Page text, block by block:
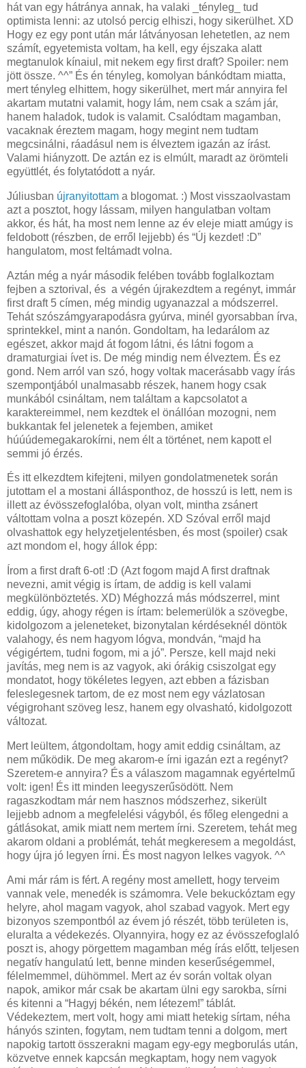
hát van egy hátránya annak, ha valaki _tényleg_ tud
optimista lenni: az utolsó percig elhiszi, hogy sikerülhet. XD
Hogy ez egy pont után már látványosan lehetetlen, az nem
számít, egyetemista voltam, ha kell, egy éjszaka alatt
megtanulok kínaiul, mit nekem egy first draft? Spoiler: nem
jött össze. ^^” És én tényleg, komolyan bánkódtam miatta,
mert tényleg elhittem, hogy sikerülhet, mert már annyira fel
akartam mutatni valamit, hogy lám, nem csak a szám jár,
hanem haladok, tudok is valamit. Csalódtam magamban,
vacaknak éreztem magam, hogy megint nem tudtam
megcsinálni, ráadásul nem is élveztem igazán az írást.
Valami hiányzott. De aztán ez is elmúlt, maradt az örömteli
együttlét, és folytatódott a nyár.
Júliusban újranyitottam a blogomat. :) Most visszaolvastam
azt a posztot, hogy lássam, milyen hangulatban voltam
akkor, és hát, ha most nem lenne az év eleje miatt amúgy is
feldobott (részben, de erről lejjebb) és “Új kezdet! :D”
hangulatom, most feltámadt volna.
Aztán még a nyár második felében tovább foglalkoztam
fejben a sztorival, és a végén újrakezdtem a regényt, immár
first draft 5 címen, még mindig ugyanazzal a módszerrel.
Tehát szószámgyarapodásra gyúrva, minél gyorsabban írva,
sprintekkel, mint a nanón. Gondoltam, ha ledarálom az
egészet, akkor majd át fogom látni, és látni fogom a
dramaturgiai ívet is. De még mindig nem élveztem. És ez
gond. Nem arról van szó, hogy voltak macerásabb vagy írás
szempontjából unalmasabb részek, hanem hogy csak
munkából csináltam, nem találtam a kapcsolatot a
karaktereimmel, nem kezdtek el önállóan mozogni, nem
bukkantak fel jelenetek a fejemben, amiket
húúúdemegakarokírni, nem élt a történet, nem kapott el
semmi jó érzés.
És itt elkezdtem kifejteni, milyen gondolatmenetek során
jutottam el a mostani állásponthoz, de hosszú is lett, nem is
illett az évösszefoglalóba, olyan volt, mintha zsánert
váltottam volna a poszt közepén. XD Szóval erről majd
olvashattok egy helyzetjelentésben, és most (spoiler) csak
azt mondom el, hogy állok épp:
Írom a first draft 6-ot! :D (Azt fogom majd A first draftnak
nevezni, amit végig is írtam, de addig is kell valami
megkülönböztetés. XD) Méghozzá más módszerrel, mint
eddig, úgy, ahogy régen is írtam: belemerülök a szövegbe,
kidolgozom a jeleneteket, bizonytalan kérdéseknél döntök
valahogy, és nem hagyom lógva, mondván, “majd ha
végigértem, tudni fogom, mi a jó”. Persze, kell majd neki
javítás, meg nem is az vagyok, aki órákig csiszolgat egy
mondatot, hogy tökéletes legyen, azt ebben a fázisban
feleslegesnek tartom, de ez most nem egy vázlatosan
végigrohant szöveg lesz, hanem egy olvasható, kidolgozott
változat.
Mert leültem, átgondoltam, hogy amit eddig csináltam, az
nem működik. De meg akarom-e írni igazán ezt a regényt?
Szeretem-e annyira? És a válaszom magamnak egyértelmű
volt: igen! És itt minden leegyszerűsödött. Nem
ragaszkodtam már nem hasznos módszerhez, sikerült
lejjebb adnom a megfelelési vágyból, és főleg elengedni a
gátlásokat, amik miatt nem mertem írni. Szeretem, tehát meg
akarom oldani a problémát, tehát megkeresem a megoldást,
hogy újra jó legyen írni. És most nagyon lelkes vagyok. ^^
Ami már rám is fért. A regény most amellett, hogy terveim
vannak vele, menedék is számomra. Vele bekuckóztam egy
helyre, ahol magam vagyok, ahol szabad vagyok. Mert egy
bizonyos szempontból az évem jó részét, több területen is,
eluralta a védekezés. Olyannyira, hogy ez az évösszefoglaló
poszt is, ahogy pörgettem magamban még írás előtt, teljesen
negatív hangulatú lett, benne minden keserűségemmel,
félelmemmel, dühömmel. Mert az év során voltak olyan
napok, amikor már csak be akartam ülni egy sarokba, sírni
és kitenni a “Hagyj békén, nem létezem!” táblát.
Védekeztem, mert volt, hogy ami miatt hetekig sírtam, néha
hányós szinten, fogytam, nem tudtam tenni a dolgom, mert
napokig tartott összerakni magam egy-egy megborulás után,
közvetve ennek kapcsán megkaptam, hogy nem vagyok